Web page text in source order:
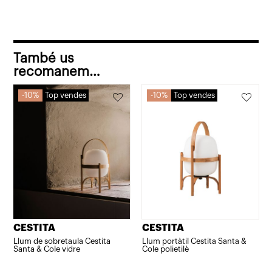
També us
recomanem…
10% Top vendes
CESTITA
Llum de sobretaula Cestita
Santa & Cole vidre
10% Top vendes
CESTITA
Llum portàtil Cestita Santa &
Cole polietilè